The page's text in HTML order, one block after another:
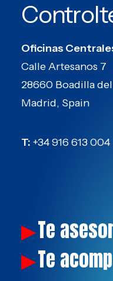
Oficinas
Calle Artesanos 7
28660 Boadilla
Madrid, Spain
T: +34 916 613 004
▶Te
▶Te